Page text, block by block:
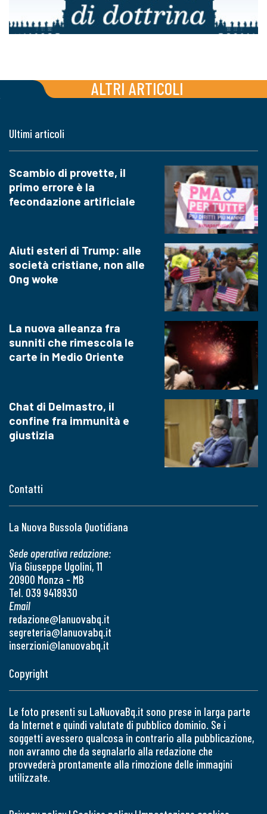
ALTRI ARTICOLI
Contatti
La Nuova Bussola Quotidiana
Sede operativa redazione:
Via Giuseppe Ugolini, 11
20900 Monza - MB
Tel. 039 9418930
Email
redazione@lanuovabq.it
segreteria@lanuovabq.it
inserzioni@lanuovabq.it
Ultimi articoli
Scambio di provette, il
primo errore è la
fecondazione artificiale
Aiuti esteri di Trump: alle
società cristiane, non alle
Ong woke
La nuova alleanza fra
sunniti che rimescola le
carte in Medio Oriente
Chat di Delmastro, il
confine fra immunità e
giustizia
Copyright
Le foto presenti su LaNuovaBq.it sono prese in larga parte
da Internet e quindi valutate di pubblico dominio. Se i
soggetti avessero qualcosa in contrario alla pubblicazione,
non avranno che da segnalarlo alla redazione che
provvederà prontamente alla rimozione delle immagini
utilizzate.